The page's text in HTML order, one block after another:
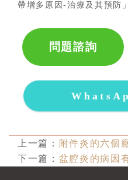
帶增多原因-治療及其預防
問題諮詢
上一篇：
附件炎的六個
下一篇： 盆腔炎的病因